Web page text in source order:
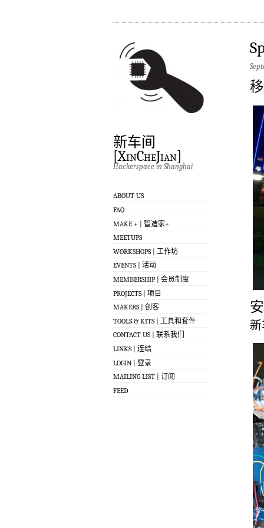
新车间
[XinCheJian]
Hackerspace in Shanghai
ABOUT US
FAQ
MAKE + | 智造家+
MEETUPS
WORKSHOPS | 工作坊
EVENTS | 活动
MEMBERSHIP | 会员制度
PROJECTS | 项目
MAKERS | 创客
TOOLS & KITS | 工具和套件
CONTACT US | 联系我们
LINKS | 连结
LOGIN | 登录
MAILING LIST | 订阅
FEED
移